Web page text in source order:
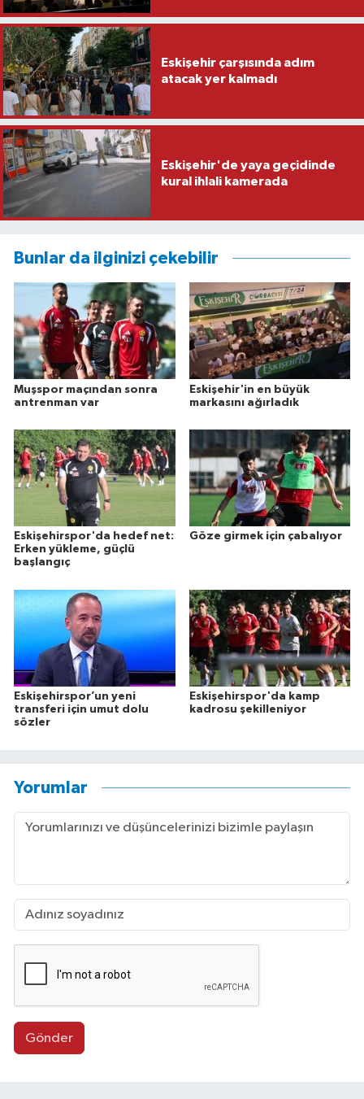
Eskişehir çarşısında adım
atacak yer kalmadı
Eskişehir'de yaya geçidinde
kural ihlali kamerada
Bunlar da ilginizi çekebilir
Muşspor maçından sonra
antrenman var
Eskişehir'in en büyük
markasını ağırladık
Eskişehirspor'da hedef net:
Erken yükleme, güçlü
başlangıç
Göze girmek için çabalıyor
Eskişehirspor’un yeni
transferi için umut dolu
sözler
Eskişehirspor'da kamp
kadrosu şekilleniyor
Yorumlar
Gönder